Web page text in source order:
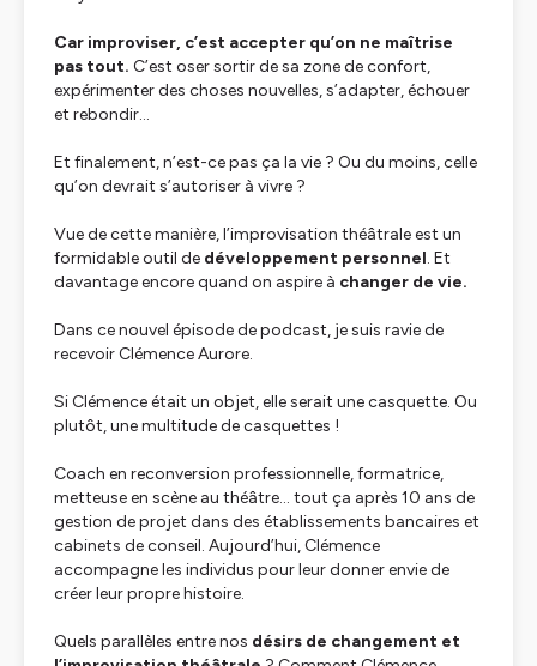
Car improviser, c’est accepter qu’on ne maîtrise
pas tout. C’est oser sortir de sa zone de confort,
expérimenter des choses nouvelles, s’adapter, échouer
et rebondir…
Et finalement, n’est-ce pas ça la vie ? Ou du moins, celle
qu’on devrait s’autoriser à vivre ?
Vue de cette manière, l’improvisation théâtrale est un
formidable outil de développement personnel. Et
davantage encore quand on aspire à changer de vie.
Dans ce nouvel épisode de podcast, je suis ravie de
recevoir Clémence Aurore.
Si Clémence était un objet, elle serait une casquette. Ou
plutôt, une multitude de casquettes !
Coach en reconversion professionnelle, formatrice,
metteuse en scène au théâtre… tout ça après 10 ans de
gestion de projet dans des établissements bancaires et
cabinets de conseil. Aujourd’hui, Clémence
accompagne les individus pour leur donner envie de
créer leur propre histoire.
Quels parallèles entre nos désirs de changement et